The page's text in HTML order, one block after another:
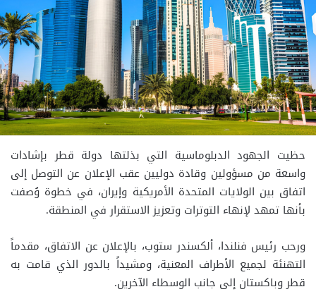
حظيت الجهود الدبلوماسية التي بذلتها دولة قطر بإشادات
واسعة من مسؤولين وقادة دوليين عقب الإعلان عن التوصل إلى
اتفاق بين الولايات المتحدة الأمريكية وإيران، في خطوة وُصفت
بأنها تمهد لإنهاء التوترات وتعزيز الاستقرار في المنطقة.
ورحب رئيس فنلندا، ألكسندر ستوب، بالإعلان عن الاتفاق، مقدماً
التهنئة لجميع الأطراف المعنية، ومشيداً بالدور الذي قامت به
قطر وباكستان إلى جانب الوسطاء الآخرين.